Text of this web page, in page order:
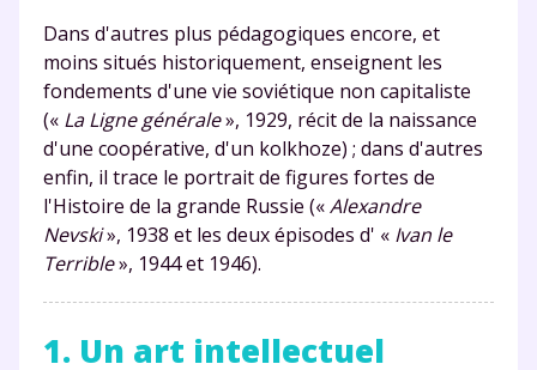
Dans d'autres plus pédagogiques encore, et
moins situés historiquement, enseignent les
fondements d'une vie soviétique non capitaliste
(« La Ligne générale», 1929, récit de la naissance
d'une coopérative, d'un kolkhoze) ; dans d'autres
enfin, il trace le portrait de figures fortes de
l'Histoire de la grande Russie («Alexandre
Nevski», 1938 et les deux épisodes d' « Ivan le
Terrible», 1944 et 1946).
1. Un art intellectuel